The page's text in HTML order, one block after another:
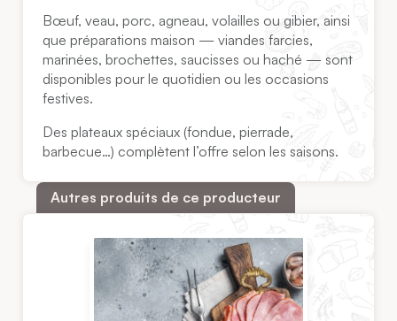
Bœuf, veau, porc, agneau, volailles ou gibier, ainsi
que préparations maison — viandes farcies,
marinées, brochettes, saucisses ou haché — sont
disponibles pour le quotidien ou les occasions
festives.
Des plateaux spéciaux (fondue, pierrade,
barbecue…) complètent l’offre selon les saisons.
Autres produits de ce producteur